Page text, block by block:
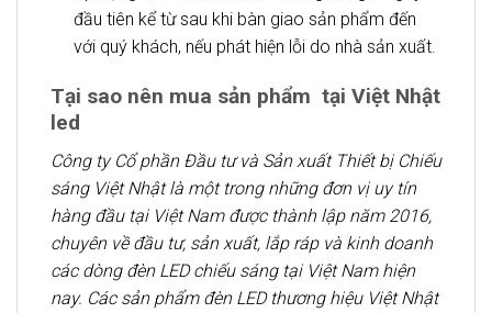
đầu tiên kể từ sau khi bàn giao sản phẩm đến
với quý khách, nếu phát hiện lỗi do nhà sản xuất.
Tại sao nên mua sản phẩm tại Việt Nhật
led
Công ty Cổ phần Đầu tư và Sản xuất Thiết bị Chiếu
sáng Việt Nhật là một trong những đơn vị uy tín
hàng đầu tại Việt Nam được thành lập năm 2016,
chuyên về đầu tư, sản xuất, lắp ráp và kinh doanh
các dòng đèn LED chiếu sáng tại Việt Nam hiện
nay. Các sản phẩm đèn LED thương hiệu Việt Nhật